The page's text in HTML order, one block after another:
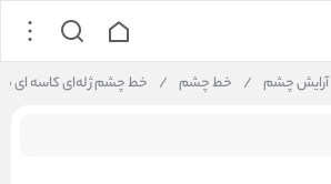
آرایش چشم / خط چشم / خط چشم ژله‌ای کاسه ای